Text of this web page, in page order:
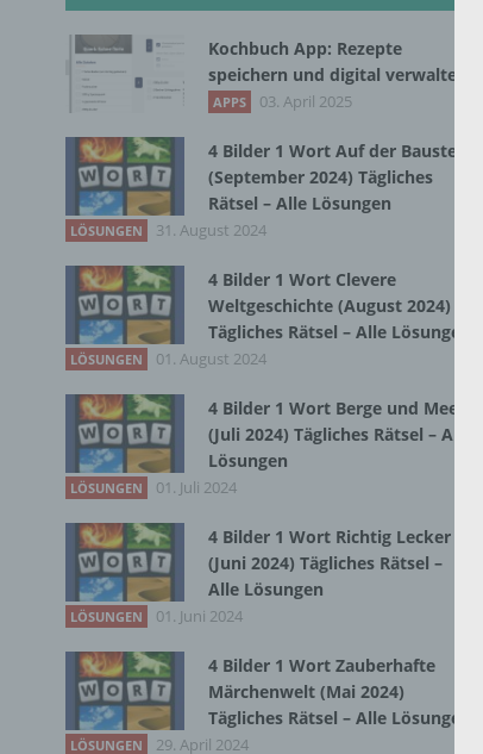
Kochbuch App: Rezepte
speichern und digital verwalten
APPS 03. April 2025
4 Bilder 1 Wort Auf der Baustelle
(September 2024) Tägliches
Rätsel – Alle Lösungen
LÖSUNGEN 31. August 2024
4 Bilder 1 Wort Clevere
Weltgeschichte (August 2024)
Tägliches Rätsel – Alle Lösungen
LÖSUNGEN 01. August 2024
4 Bilder 1 Wort Berge und Meer
(Juli 2024) Tägliches Rätsel – Alle
Lösungen
LÖSUNGEN 01. Juli 2024
4 Bilder 1 Wort Richtig Lecker
(Juni 2024) Tägliches Rätsel –
Alle Lösungen
LÖSUNGEN 01. Juni 2024
4 Bilder 1 Wort Zauberhafte
Märchenwelt (Mai 2024)
Tägliches Rätsel – Alle Lösungen
LÖSUNGEN 29. April 2024